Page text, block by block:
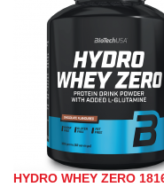
HYDRO WHEY ZERO